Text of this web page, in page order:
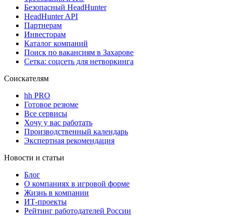
Безопасный HeadHunter
HeadHunter API
Партнерам
Инвесторам
Каталог компаний
Поиск по вакансиям в Захарове
Сетка: соцсеть для нетворкинга
Соискателям
hh PRO
Готовое резюме
Все сервисы
Хочу у вас работать
Производственный календарь
Экспертная рекомендация
Новости и статьи
Блог
О компаниях в игровой форме
Жизнь в компании
ИТ-проекты
Рейтинг работодателей России